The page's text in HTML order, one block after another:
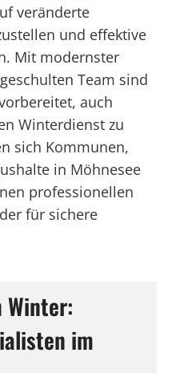
veränderte
und effektive
Mit modernster
Team sind
auch
Winterdienst zu
sich Kommunen,
in Möhnesee
professionellen
für sichere
Winter:
im